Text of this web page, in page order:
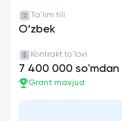
Ta'lim tili
O‘zbek
Kontrakt to'lovi
7 400 000 so'mdan
Grant mavjud